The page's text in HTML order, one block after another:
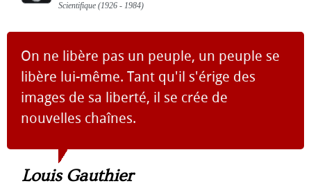
Scientifique (1926 - 1984)
On ne libère pas un peuple, un peuple se
libère lui-même. Tant qu'il s'érige des
images de sa liberté, il se crée de
nouvelles chaînes.
Louis Gauthier